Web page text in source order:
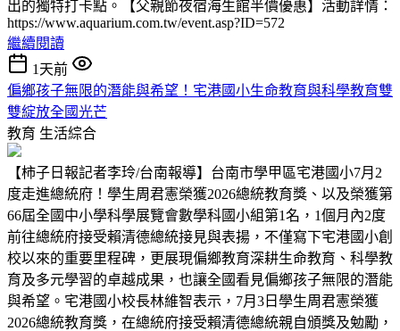
出的獨特打卡點。【父親節夜宿海生館半價優惠】活動詳情：
https://www.aquarium.com.tw/event.asp?ID=572
繼續閱讀
1天前
偏鄉孩子無限的潛能與希望！宅港國小生命教育與科學教育雙
雙綻放全國光芒
教育 生活綜合
【柿子日報記者李玲/台南報導】台南市學甲區宅港國小7月2
度走進總統府！學生周君憲榮獲2026總統教育獎、以及榮獲第
66屆全國中小學科學展覽會數學科國小組第1名，1個月內2度
前往總統府接受賴清德總統接見與表揚，不僅寫下宅港國小創
校以來的重要里程碑，更展現偏鄉教育深耕生命教育、科學教
育及多元學習的卓越成果，也讓全國看見偏鄉孩子無限的潛能
與希望。宅港國小校長林維智表示，7月3日學生周君憲榮獲
2026總統教育獎，在總統府接受賴清德總統親自頒獎及勉勵，